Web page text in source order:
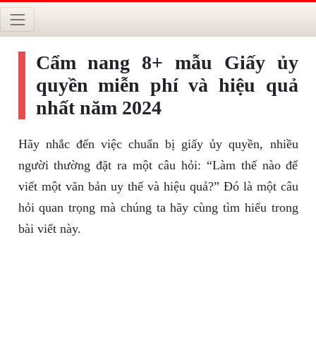
Cẩm nang 8+ mẫu Giấy ủy
quyền miễn phí và hiệu quả
nhất năm 2024
Hãy nhắc đến việc chuẩn bị giấy ủy quyền, nhiều
người thường đặt ra một câu hỏi: “Làm thế nào để
viết một văn bản uy thế và hiệu quả?” Đó là một câu
hỏi quan trọng mà chúng ta hãy cùng tìm hiểu trong
bài viết này.